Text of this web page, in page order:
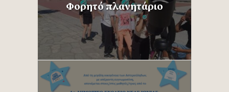
Φορητό πλανητάριο